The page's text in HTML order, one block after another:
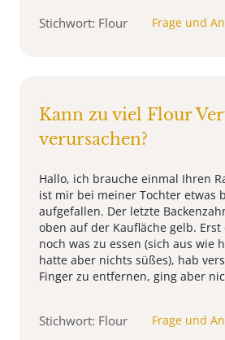
Stichwort: Flour Frage und
Kann zu viel Flour
verursachen?
Hallo, ich brauche einmal Ihren
ist mir bei meiner Tochter etwas
aufgefallen. Der letzte
oben auf der Kaufläche gelb. Erst
noch was zu essen (sich aus wie
hatte aber nichts süßes), hab
Finger zu entfernen, ging aber
Stichwort: Flour Frage und